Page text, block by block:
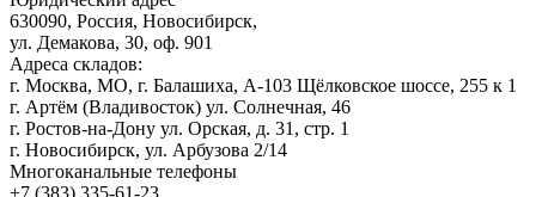
630090, Россия, Новосибирск,
ул. Демакова, 30, оф. 901
Адреса складов:
г. Москва, МО, г. Балашиха, А-103 Щёлковское шоссе, 255 к 1
г. Артём (Владивосток) ул. Солнечная, 46
г. Ростов-на-Дону ул. Орская, д. 31, стр. 1
г. Новосибирск, ул. Арбузова 2/14
Многоканальные телефоны